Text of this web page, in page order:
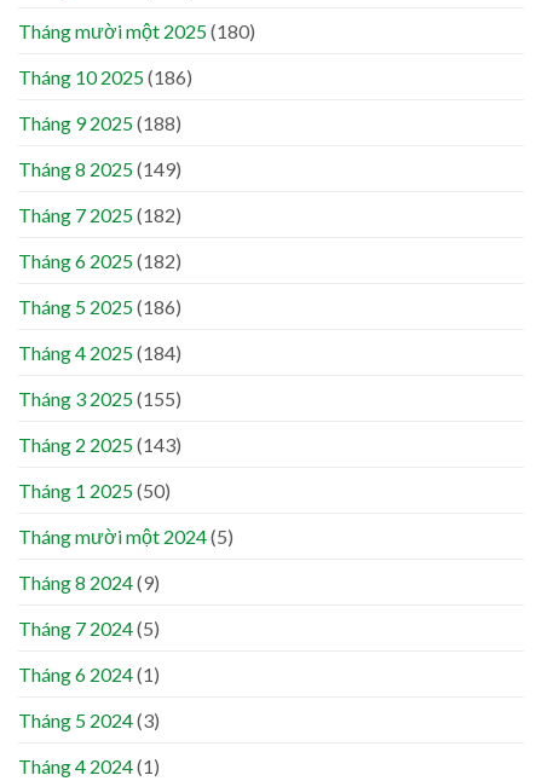
Tháng mười một 2025(180)
Tháng 10 2025(186)
Tháng 9 2025(188)
Tháng 8 2025(149)
Tháng 7 2025(182)
Tháng 6 2025(182)
Tháng 5 2025(186)
Tháng 4 2025(184)
Tháng 3 2025(155)
Tháng 2 2025(143)
Tháng 1 2025(50)
Tháng mười một 2024(5)
Tháng 8 2024(9)
Tháng 7 2024(5)
Tháng 6 2024(1)
Tháng 5 2024(3)
Tháng 4 2024(1)